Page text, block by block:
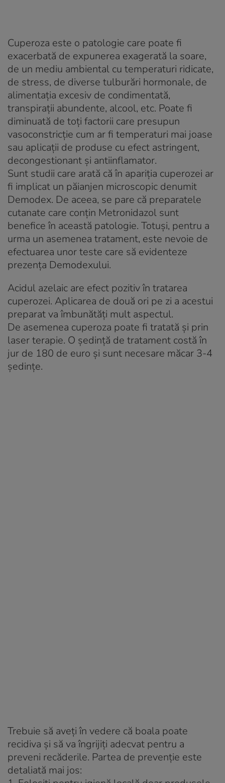
Cuperoza este o patologie care poate fi
exacerbată de expunerea exagerată la soare,
de un mediu ambiental cu temperaturi ridicate,
de stress, de diverse tulburări hormonale, de
alimentaţia excesiv de condimentată,
transpiraţii abundente, alcool, etc. Poate fi
diminuată de toţi factorii care presupun
vasoconstricţie cum ar fi temperaturi mai joase
sau aplicaţii de produse cu efect astringent,
decongestionant şi antiinflamator.
Sunt studii care arată că în apariţia cuperozei ar
fi implicat un păianjen microscopic denumit
Demodex. De aceea, se pare că preparatele
cutanate care conţin Metronidazol sunt
benefice în această patologie. Totuşi, pentru a
urma un asemenea tratament, este nevoie de
efectuarea unor teste care să evidenteze
prezenţa Demodexului.
Acidul azelaic are efect pozitiv în tratarea
cuperozei. Aplicarea de două ori pe zi a acestui
preparat va îmbunătăţi mult aspectul.
De asemenea cuperoza poate fi tratată şi prin
laser terapie. O şedinţă de tratament costă în
jur de 180 de euro şi sunt necesare măcar 3-4
şedinţe.
Trebuie să aveţi în vedere că boala poate
recidiva şi să va îngrijiţi adecvat pentru a
preveni recăderile. Partea de prevenţie este
detaliată mai jos: